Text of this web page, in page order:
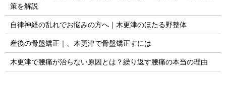
策を解説
自律神経の乱れでお悩みの方へ｜木更津のほたる野整体
産後の骨盤矯正｜、木更津で骨盤矯正すには
木更津で腰痛が治らない原因とは？繰り返す腰痛の本当の理由